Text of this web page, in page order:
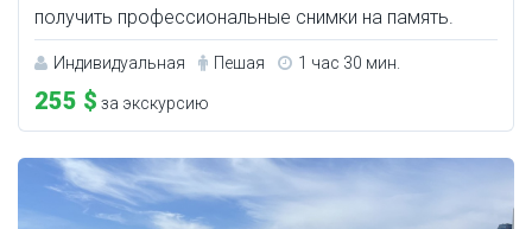
получить профессиональные снимки на память.
Индивидуальная Пешая 1 час 30 мин.
255 $ за экскурсию